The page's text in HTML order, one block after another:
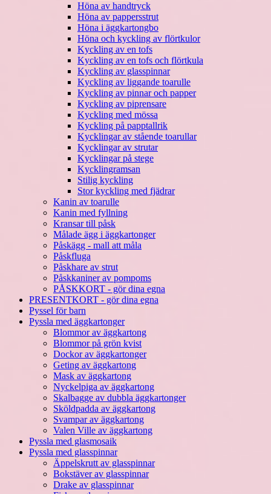
Höna av handtryck
Höna av pappersstrut
Höna i äggkartongbo
Höna och kyckling av flörtkulor
Kyckling av en tofs
Kyckling av en tofs och flörtkula
Kyckling av glasspinnar
Kyckling av liggande toarulle
Kyckling av pinnar och papper
Kyckling av piprensare
Kyckling med mössa
Kyckling på papptallrik
Kycklingar av stående toarullar
Kycklingar av strutar
Kycklingar på stege
Kycklingramsan
Stilig kyckling
Stor kyckling med fjädrar
Kanin av toarulle
Kanin med fyllning
Kransar till påsk
Målade ägg i äggkartonger
Påskägg - mall att måla
Påskfluga
Påskhare av strut
Påskkaniner av pompoms
PÅSKKORT - gör dina egna
PRESENTKORT - gör dina egna
Pyssel för barn
Pyssla med äggkartonger
Blommor av äggkartong
Blommor på grön kvist
Dockor av äggkartonger
Geting av äggkartong
Mask av äggkartong
Nyckelpiga av äggkartong
Skalbagge av dubbla äggkartonger
Sköldpadda av äggkartong
Svampar av äggkartong
Valen Ville av äggkartong
Pyssla med glasmosaik
Pyssla med glasspinnar
Äppelskrutt av glasspinnar
Bokstäver av glasspinnar
Drake av glasspinnar